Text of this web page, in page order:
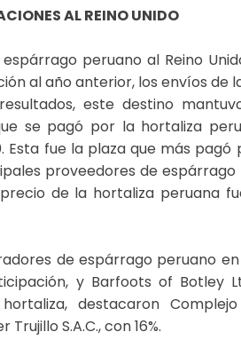
AL REINO UNIDO
peruano al Reino
al año anterior, los envíos de
este destino
se pagó por la hortaliza
Esta fue la plaza que más
proveedores de
precio de la hortaliza peruana
de espárrago peruano
y Barfoots of Botley
destacaron
S.A.C., con 16%.